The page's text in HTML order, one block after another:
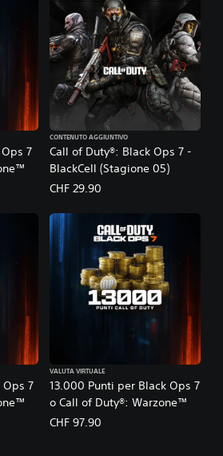
7
Call of Duty®: Black Ops 7 -
BlackCell (Stagione 05)
CONTENUTO AGGIUNTIVO
CHF 29.90
7
13.000 Punti per Black Ops 7
o Call of Duty®: Warzone™
VALUTA VIRTUALE
CHF 97.90